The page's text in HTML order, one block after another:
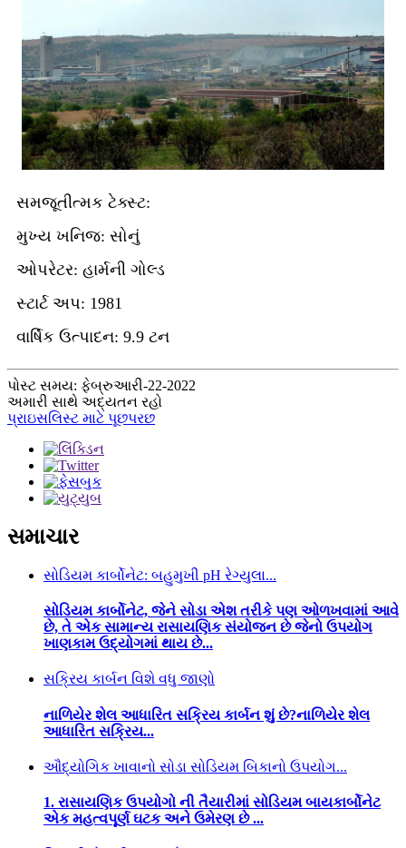
સમજૂતીત્મક ટેક્સ્ટ:
મુખ્ય ખનિજ: સોનું
ઓપરેટર: હાર્મની ગોલ્ડ
સ્ટાર્ટ અપ: 1981
વાર્ષિક ઉત્પાદન: 9.9 ટન
પોસ્ટ સમય: ફેબ્રુઆરી-22-2022
અમારી સાથે અદ્યતન રહો
પ્રાઇસલિસ્ટ માટે પૂછપરછ
સમાચાર
સોડિયમ કાર્બોનેટ: બહુમુખી pH રેગ્યુલા...
સોડિયમ કાર્બોનેટ, જેને સોડા એશ તરીકે પણ ઓળખવામાં આવે
છે, તે એક સામાન્ય રાસાયણિક સંયોજન છે જેનો ઉપયોગ
ખાણકામ ઉદ્યોગમાં થાય છે...
સક્રિય કાર્બન વિશે વધુ જાણો
નાળિયેર શેલ આધારિત સક્રિય કાર્બન શું છે?નાળિયેર શેલ
આધારિત સક્રિય...
ઔદ્યોગિક ખાવાનો સોડા સોડિયમ બિકાનો ઉપયોગ...
1. રાસાયણિક ઉપયોગો ની તૈયારીમાં સોડિયમ બાયકાર્બોનેટ
એક મહત્વપૂર્ણ ઘટક અને ઉમેરણ છે ...